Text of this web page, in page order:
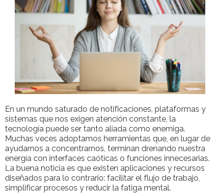
Contacto
En un mundo saturado de notificaciones, plataformas y
sistemas que nos exigen atención constante, la
tecnología puede ser tanto aliada como enemiga.
Muchas veces adoptamos herramientas que, en lugar de
ayudarnos a concentrarnos, terminan drenando nuestra
energía con interfaces caóticas o funciones innecesarias.
La buena noticia es que existen aplicaciones y recursos
diseñados para lo contrario: facilitar el flujo de trabajo,
simplificar procesos y reducir la fatiga mental.